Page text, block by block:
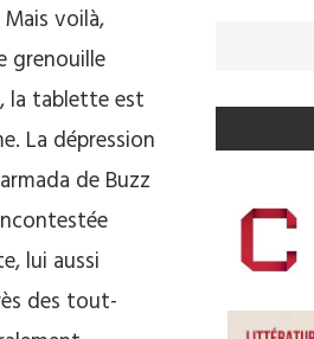
voilà,
grenouille
la tablette est
La dépression
de Buzz
lui aussi
des tout-